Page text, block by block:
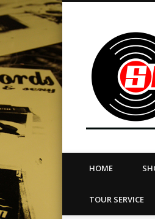
LABEL | MERCH |
VimeoDribble LinkedIn
HOME
TOUR SERVICE